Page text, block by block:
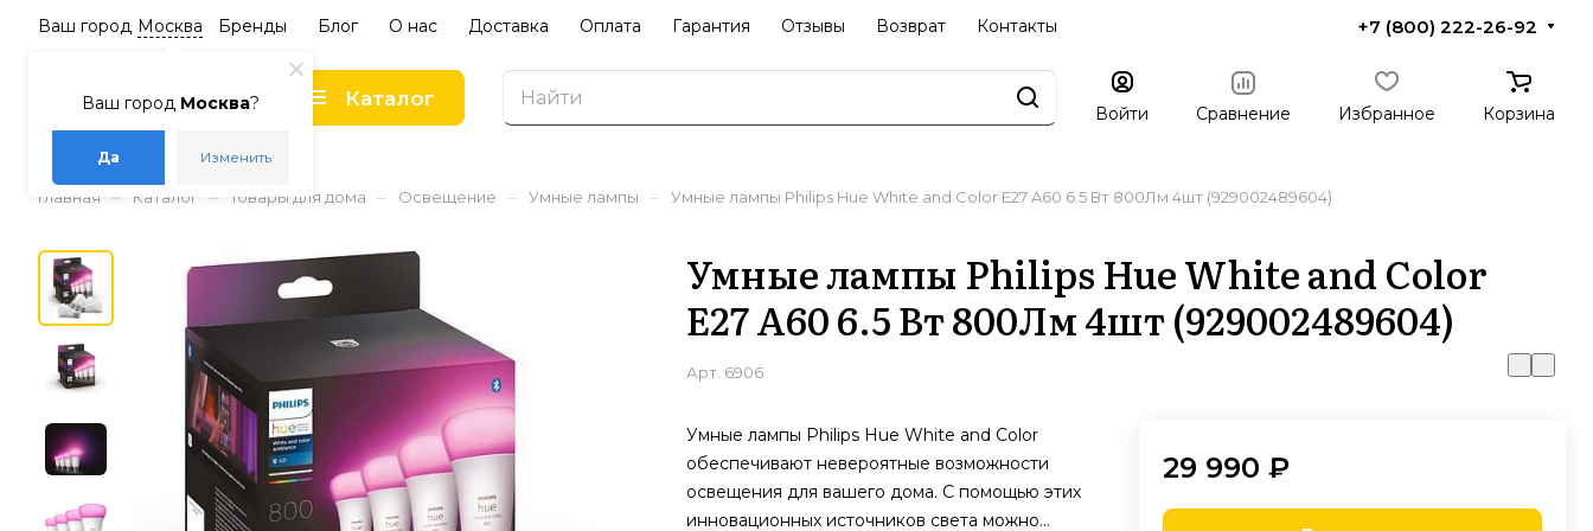
Ваш город Москва?
Да Изменить
Ваш город Москва Бренды Блог О нас Доставка Оплата Гарантия Отзывы Возврат Контакты +7 (800) 222-26-92
Каталог
Войти Сравнение Избранное Корзина
Главная – Каталог – Товары для дома – Освещение – Умные лампы – Умные лампы Philips Hue White and Color E27 A60 6.5 Вт 800Лм 4шт (929002489604)
Умные лампы Philips Hue White and Color
E27 A60 6.5 Вт 800Лм 4шт (929002489604)
Арт. 6906
Умные лампы Philips Hue White and Color
обеспечивают невероятные возможности
освещения для вашего дома. С помощью этих
инновационных источников света можно
29 990 ₽